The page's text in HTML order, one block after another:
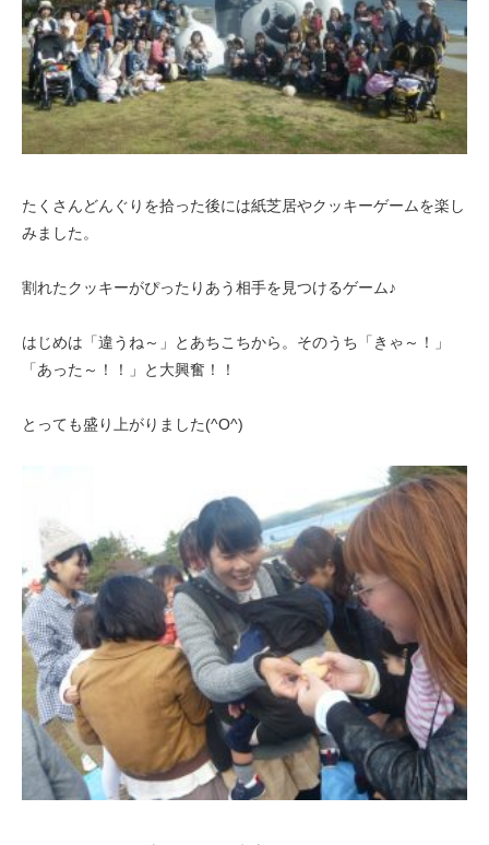
たくさんどんぐりを拾った後には紙芝居やクッキーゲームを楽し
みました。
割れたクッキーがぴったりあう相手を見つけるゲーム♪
はじめは「違うね～」とあちこちから。そのうち「きゃ～！」
「あった～！！」と大興奮！！
とっても盛り上がりました(^O^)